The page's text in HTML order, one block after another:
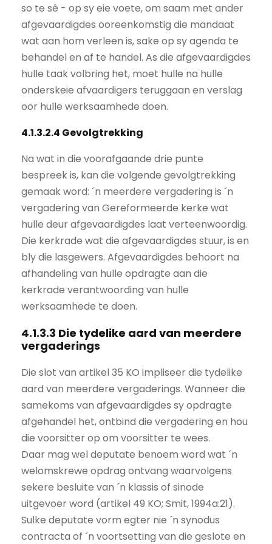
so te sê - op sy eie voete, om saam met ander
afgevaardigdes ooreenkomstig die mandaat
wat aan hom verleen is, sake op sy agenda te
behandel en af te handel. As die afgevaardigdes
hulle taak volbring het, moet hulle na hulle
onderskeie afvaardigers teruggaan en verslag
oor hulle werksaamhede doen.
4.1.3.2.4 Gevolgtrekking
Na wat in die voorafgaande drie punte
bespreek is, kan die volgende gevolgtrekking
gemaak word: ´n meerdere vergadering is ´n
vergadering van Gereformeerde kerke wat
hulle deur afgevaardigdes laat verteenwoordig.
Die kerkrade wat die afgevaardigdes stuur, is en
bly die lasgewers. Afgevaardigdes behoort na
afhandeling van hulle opdragte aan die
kerkrade verantwoording van hulle
werksaamhede te doen.
4.1.3.3 Die tydelike aard van meerdere
vergaderings
Die slot van artikel 35 KO impliseer die tydelike
aard van meerdere vergaderings. Wanneer die
samekoms van afgevaardigdes sy opdragte
afgehandel het, ontbind die vergadering en hou
die voorsitter op om voorsitter te wees.
Daar mag wel deputate benoem word wat ´n
welomskrewe opdrag ontvang waarvolgens
sekere besluite van ´n klassis of sinode
uitgevoer word (artikel 49 KO; Smit, 1994a:21).
Sulke deputate vorm egter nie ´n synodus
contracta of ´n voortsetting van die geslote en